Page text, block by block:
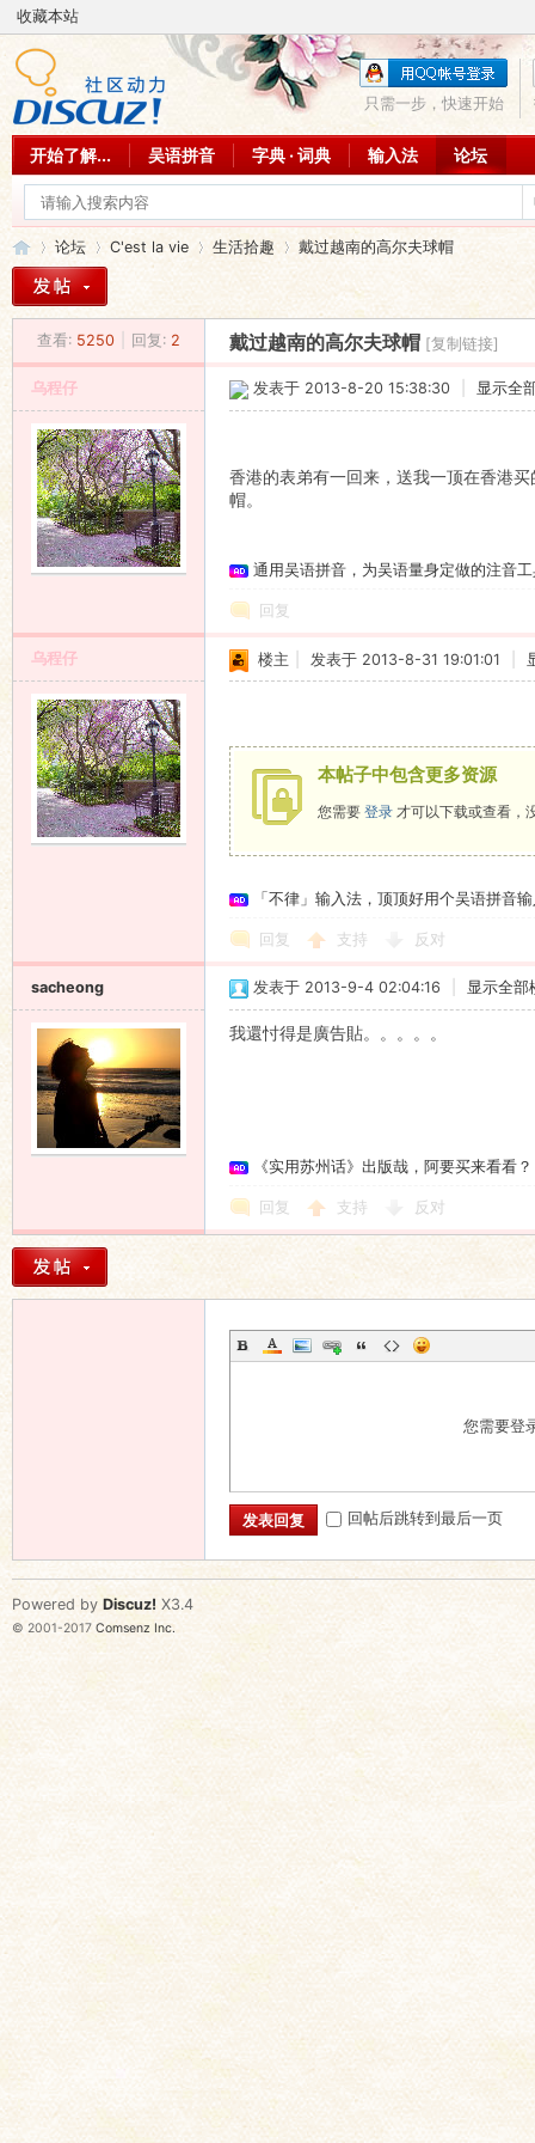
收藏本站
只需一步，快速开始
开始了解... 吴语拼音 字典 · 词典 输入法 论坛
»
论坛
›
C'est la vie 生活拾趣
›
戴过越南的高尔夫球帽
查看: 5250 回复: 2 戴过越南的高尔夫球帽 [复制链接]
乌程仔 发表于 2013-8-20 15:38:30 显示全
香港的表弟有一回来，送我一顶在香港
帽。
通用吴语拼音，为吴语量身定做的注音
回复
乌程仔 楼主 发表于 2013-8-31 19:01:01
本帖子中包含更多资源
您需要 登录 才可以下载或查看，
「不律」输入法，顶顶好用个吴语拼音
回复 支持 反对
sacheong 发表于 2013-9-4 02:04:16 显示全部
我還忖得是廣告貼。。。。。
《实用苏州话》出版哉，阿要买来看看？
回复 支持 反对
您需要登
发表回复 回帖后跳转到最后一页
Powered by Discuz! X3.4
© 2001-2017 Comsenz Inc.